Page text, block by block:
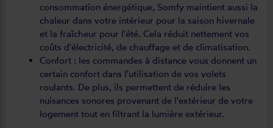
consommation énergétique, Somfy maintient aussi la
chaleur dans votre intérieur pour la saison hivernale
et la fraîcheur pour l'été. Cela réduit nettement vos
coûts d'électricité, de chauffage et de climatisation.
Confort : les commandes à distance vous donnent un
certain confort dans l'utilisation de vos volets
roulants. De plus, ils permettent de réduire les
nuisances sonores provenant de l'extérieur de votre
logement tout en filtrant la lumière extérieur.